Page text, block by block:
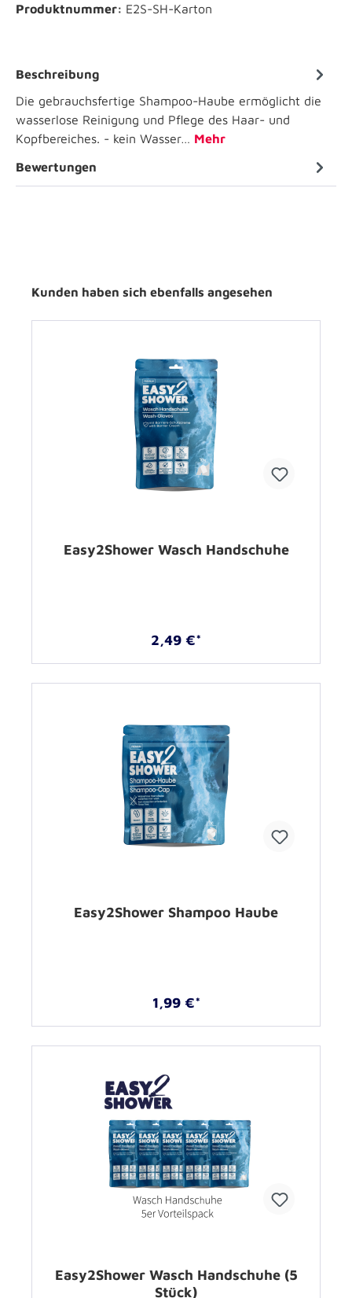
Produktnummer: E2S-SH-Karton
Beschreibung
Die gebrauchsfertige Shampoo-Haube ermöglicht die
wasserlose Reinigung und Pflege des Haar- und
Kopfbereiches. - kein Wasser… Mehr
Bewertungen
Kunden haben sich ebenfalls angesehen
Easy2Shower Wasch Handschuhe
2,49 €*
Easy2Shower Shampoo Haube
1,99 €*
Easy2Shower Wasch Handschuhe (5
Stück)